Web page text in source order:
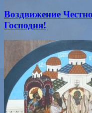
Воздвижение
Господня!